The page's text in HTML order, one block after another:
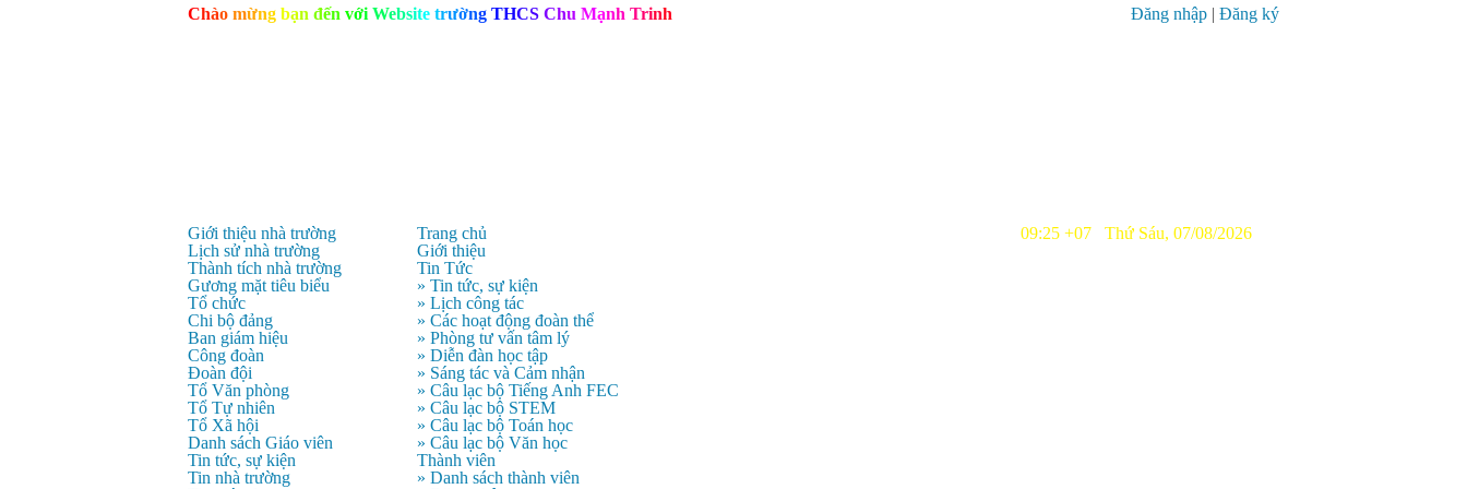
Chào mừng bạn đến với Website trường THCS Chu Mạnh Trinh Đăng nhập | Đăng ký
Giới thiệu nhà trường
Lịch sử nhà trường
Thành tích nhà trường
Gương mặt tiêu biểu
Tổ chức
Chi bộ đảng
Ban giám hiệu
Công đoàn
Đoàn đội
Tổ Văn phòng
Tổ Tự nhiên
Tổ Xã hội
Danh sách Giáo viên
Tin tức, sự kiện
Tin nhà trường
Trang chủ
Giới thiệu
Tin Tức
» Tin tức, sự kiện
» Lịch công tác
» Các hoạt động đoàn thể
» Phòng tư vấn tâm lý
» Diễn đàn học tập
» Sáng tác và Cảm nhận
» Câu lạc bộ Tiếng Anh FEC
» Câu lạc bộ STEM
» Câu lạc bộ Toán học
» Câu lạc bộ Văn học
Thành viên
» Danh sách thành viên
09:25 +07 Thứ Sáu, 07/08/2026